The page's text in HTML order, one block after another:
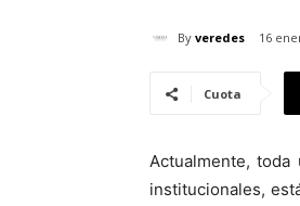
By veredes 16
Cuota
Actualmente,
institucionales,